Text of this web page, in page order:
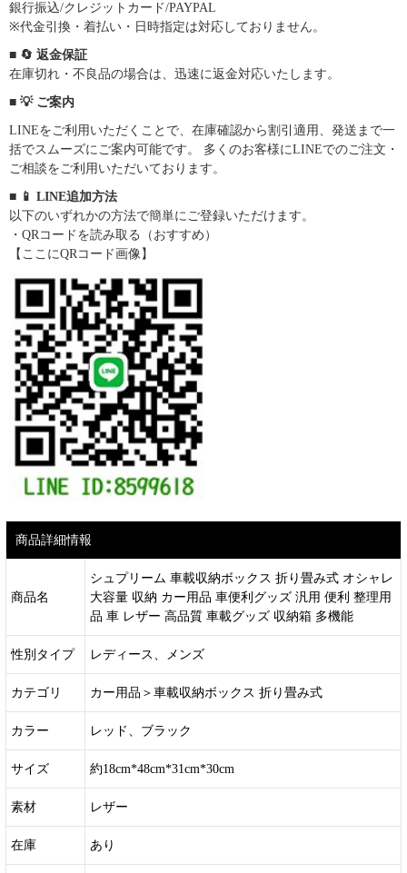
銀行振込/クレジットカード/PAYPAL
※代金引換・着払い・日時指定は対応しておりません。
■ 🔄 返金保証
在庫切れ・不良品の場合は、迅速に返金対応いたします。
■ 💡 ご案内
LINEをご利用いただくことで、在庫確認から割引適用、発送まで一
括でスムーズにご案内可能です。 多くのお客様にLINEでのご注文・
ご相談をご利用いただいております。
■ 📱 LINE追加方法
以下のいずれかの方法で簡単にご登録いただけます。
・QRコードを読み取る（おすすめ）
【ここにQRコード画像】
商品詳細情報
商品名
シュプリーム 車載収納ボックス 折り畳み式 オシャレ
大容量 収納 カー用品 車便利グッズ 汎用 便利 整理用
品 車 レザー 高品質 車載グッズ 収納箱 多機能
性別タイプ レディース、メンズ
カテゴリ カー用品＞車載収納ボックス 折り畳み式
カラー レッド、ブラック
サイズ 約18cm*48cm*31cm*30cm
素材 レザー
在庫 あり